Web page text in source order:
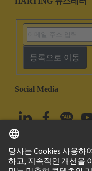
등록으로 이동
Social Media
대한민국 한